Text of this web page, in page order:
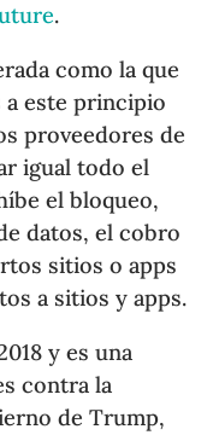
.
como la que
a este principio
proveedores de
igual todo el
el bloqueo,
datos, el cobro
sitios o apps
a sitios y apps.
y es una
contra la
de Trump,